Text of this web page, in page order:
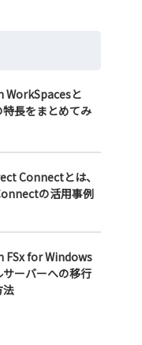
WorkSpacesと
特長をまとめてみ
Connectとは、
の活用事例
FSx for Windows
サーバーへの移行
法